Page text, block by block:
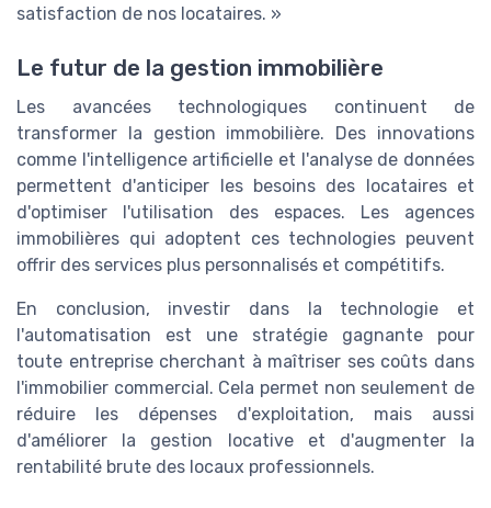
satisfaction de nos locataires. »
Le futur de la gestion immobilière
Les avancées technologiques continuent de
transformer la gestion immobilière. Des innovations
comme l'intelligence artificielle et l'analyse de données
permettent d'anticiper les besoins des locataires et
d'optimiser l'utilisation des espaces. Les agences
immobilières qui adoptent ces technologies peuvent
offrir des services plus personnalisés et compétitifs.
En conclusion, investir dans la technologie et
l'automatisation est une stratégie gagnante pour
toute entreprise cherchant à maîtriser ses coûts dans
l'immobilier commercial. Cela permet non seulement de
réduire les dépenses d'exploitation, mais aussi
d'améliorer la gestion locative et d'augmenter la
rentabilité brute des locaux professionnels.